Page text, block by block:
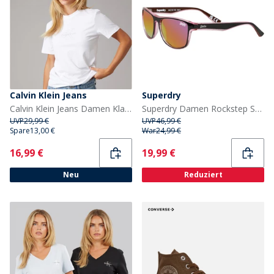
Calvin Klein Jeans
Calvin Klein Jeans Damen Klassisches Monologo T-Shirt Bright White
UVP29,99 €
Spare13,00 €
Current
16,99 €
Neu
Superdry
Superdry Damen Rockstep Sonnenbrillen Schwarz
UVP46,99 €
War24,99 €
Current
19,99 €
Reduziert